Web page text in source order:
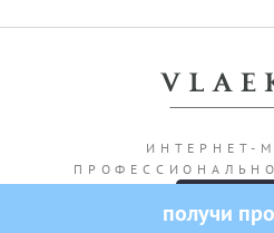
ИНТЕРНЕТ-
получи